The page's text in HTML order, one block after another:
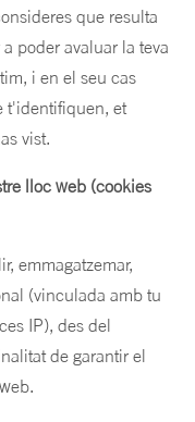
que resulta
poder avaluar la teva
i en el seu cas
t'identifiquen, et
vist.
lloc web (cookies
emmagatzemar,
(vinculada amb tu
IP), des del
de garantir el